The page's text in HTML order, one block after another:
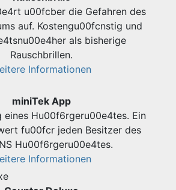
u00fcber die Gefahren des
auf. Kostengu00fcnstig und
als bisherige
Rauschbrillen.
Informationen
miniTek App
eines Hu00f6rgeru00e4tes. Ein
fu00fcr jeden Besitzer des
Hu00f6rgeru00e4tes.
Informationen